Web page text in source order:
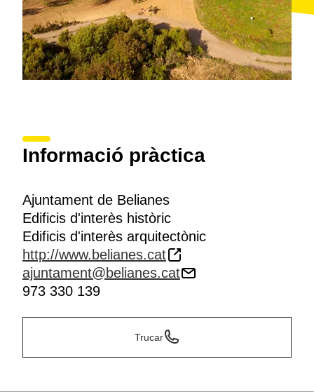
Informació pràctica
Ajuntament de Belianes
Edificis d'interès històric
Edificis d'interès arquitectònic
http://www.belianes.cat
ajuntament@belianes.cat
973 330 139
Trucar